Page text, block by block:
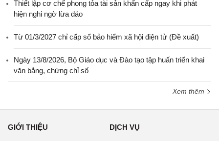
Thiết lập cơ chế phong tỏa tài sản khẩn cấp ngay khi phát
hiện nghi ngờ lừa đảo
Từ 01/3/2027 chỉ cấp sổ bảo hiểm xã hội điện tử (Đề xuất)
Ngày 13/8/2026, Bộ Giáo dục và Đào tạo tập huấn triển khai
văn bằng, chứng chỉ số
Xem thêm
GIỚI THIỆU DỊCH VỤ